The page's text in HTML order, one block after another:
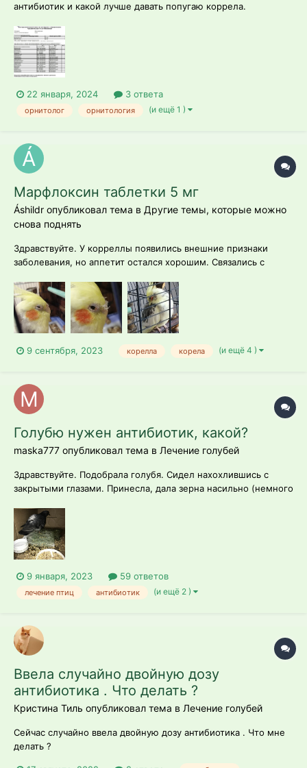
антибиотик и какой лучше давать попугаю коррела.
22 января, 2024 3 ответа
орнитолог орнитология (и ещё 1 )
Марфлоксин таблетки 5 мг
Áshildr опубликовал тема в Другие темы, которые можно
снова поднять
Здравствуйте. У корреллы появились внешние признаки
заболевания, но аппетит остался хорошим. Связались с
антибиотики. Марфлоксин как и в какой дозе давать, может
ли кто-то подсказать?
9 сентября, 2023 корелла корела (и ещё 4 )
Голубю нужен антибиотик, какой?
maska777 опубликовал тема в Лечение голубей
Здравствуйте. Подобрала голубя. Сидел нахохлившись с
закрытыми глазами. Принесла, дала зерна насильно (немного
какое-то время начал сам есть и пить. Из еды выел всю
перловку. Но всё же он не активный, хоть и ест сам. Он
стоит и спина нахохлившаяс...
9 января, 2023 59 ответов
лечение птиц антибиотик (и ещё 2 )
Ввела случайно двойную дозу
антибиотика . Что делать ?
Кристина Тиль опубликовал тема в Лечение голубей
Сейчас случайно ввела двойную дозу антибиотика . Что мне
делать ?